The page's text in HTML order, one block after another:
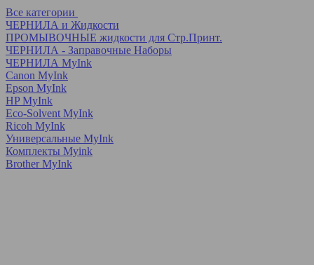
Все категории
ЧЕРНИЛА и Жидкости
ПРОМЫВОЧНЫЕ жидкости для Стр.Принт.
ЧЕРНИЛА - Заправочные Наборы
ЧЕРНИЛА MyInk
Canon MyInk
Epson MyInk
HP MyInk
Eco-Solvent MyInk
Ricoh MyInk
Универсальные MyInk
Комплекты Myink
Brother MyInk